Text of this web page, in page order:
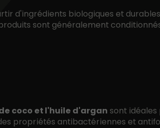
d'ingrédients biologiques et
sont généralement
coco et l'huile d'argan sont
propriétés antibactériennes et